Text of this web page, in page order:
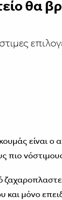
θα
είναι
πιο
και μόνο